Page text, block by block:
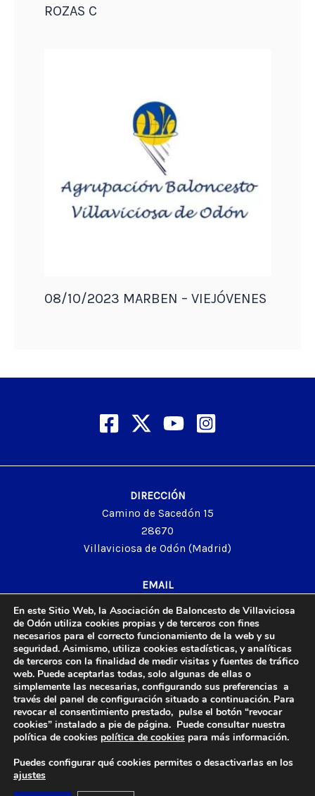
ROZAS C
08/10/2023 MARBEN – VIEJÓVENES
DIRECCIÓN
Camino de Sacedón 15
28670
Villaviciosa de Odón (Madrid)
EMAIL
TELÉFONO
916 657 426
© 2024 Agrupación Baloncesto de Villaviciosa de Odón.
Aviso Legal
Política de Privacidad
Contacto
Diseño y Desarrollo web by
En este Sitio Web, la Asociación de Baloncesto de Villaviciosa
de Odón utiliza cookies propias y de terceros con fines
necesarios para el correcto funcionamiento de la web y su
seguridad. Asimismo, utiliza cookies estadísticas, y analíticas
de terceros con la finalidad de medir visitas y fuentes de tráfico
web. Puede aceptarlas todas, solo algunas de ellas o
simplemente las necesarias, configurando sus preferencias a
través del panel de configuración situado a continuación. Para
revocar el consentimiento prestado, pulse el botón “revocar
cookies” instalado a pie de página. Puede consultar nuestra
política de cookies política de cookies para más información.
Puedes configurar qué cookies permites o desactivarlas en los
ajustes